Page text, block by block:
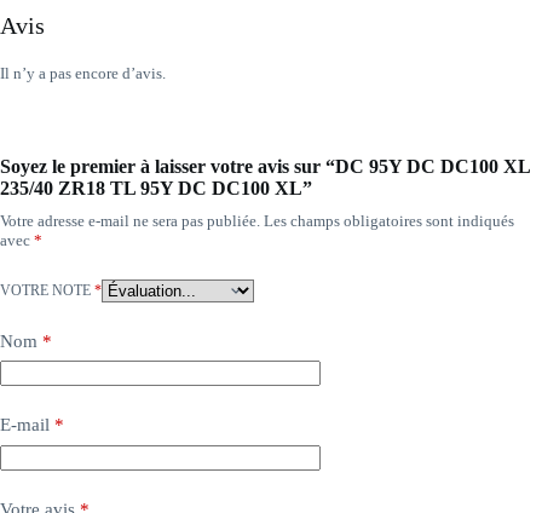
Avis
Il n’y a pas encore d’avis.
Soyez le premier à laisser votre avis sur “DC 95Y DC DC100 XL
235/40 ZR18 TL 95Y DC DC100 XL”
Votre adresse e-mail ne sera pas publiée. Les champs obligatoires sont indiqués
avec *
VOTRE NOTE *
Nom *
E-mail *